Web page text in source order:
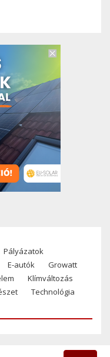
Pályázatok
E-autók
Growatt
Klímváltozás
Technológia